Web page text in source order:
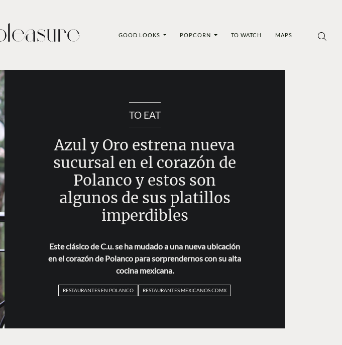
GOOD LOOKS POPCORN TO WATCH MAPS
TO EAT
Azul y Oro estrena nueva
sucursal en el corazón de
Polanco y estos son
algunos de sus platillos
imperdibles
Este clásico de C.u. se ha mudado a una nueva ubicación
en el corazón de Polanco para sorprendernos con su alta
cocina mexicana.
RESTAURANTES EN POLANCO RESTAURANTES MEXICANOS CDMX